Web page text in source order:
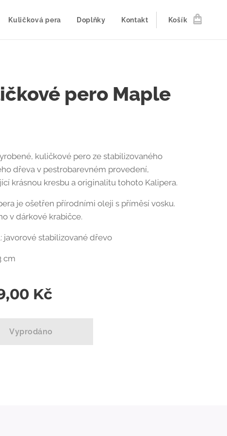
Kuličková pera Doplňky Kontakt Košík
pero Maple
kuličkové pero ze stabilizovaného
dřeva v pestrobarevném provedení,
krásnou kresbu a originalitu tohoto Kalipera.
je ošetřen přírodními oleji s příměsí vosku.
v dárkové krabičce.
javorové stabilizované dřevo
cm
Kč
Vyprodáno